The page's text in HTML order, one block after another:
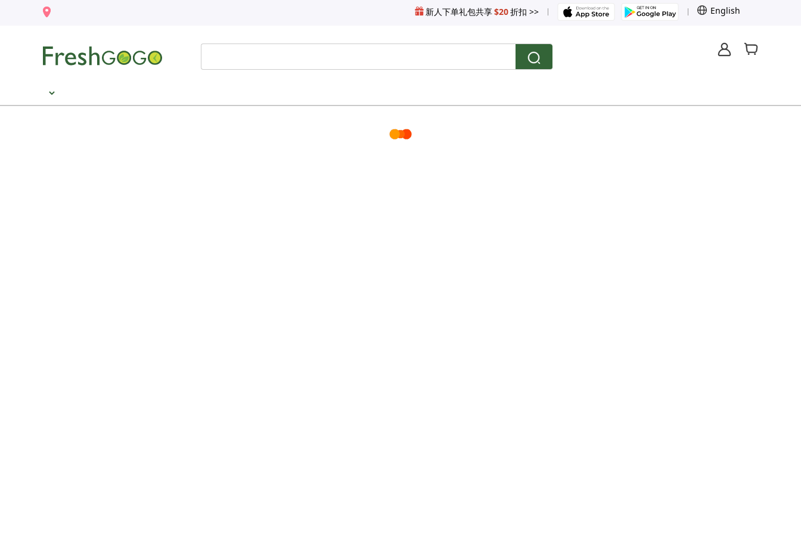
新人下单礼包共享$20折扣 >> English